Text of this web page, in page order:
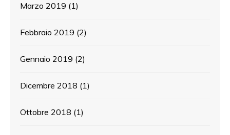
Marzo 2019 (1)
Febbraio 2019 (2)
Gennaio 2019 (2)
Dicembre 2018 (1)
Ottobre 2018 (1)